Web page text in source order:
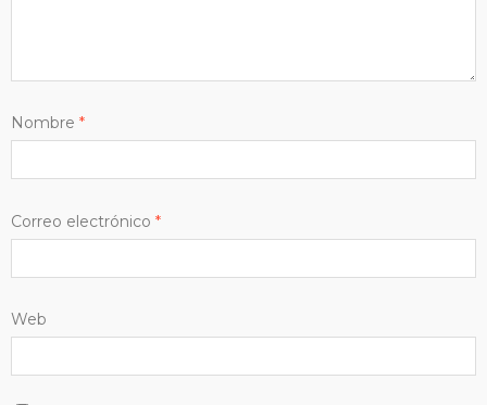
Nombre *
Correo electrónico *
Web